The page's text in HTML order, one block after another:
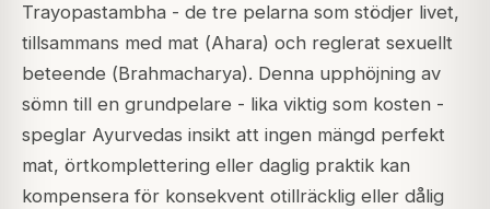
Trayopastambha - de tre pelarna som stödjer livet,
tillsammans med mat (Ahara) och reglerat sexuellt
beteende (Brahmacharya). Denna upphöjning av
sömn till en grundpelare - lika viktig som kosten -
speglar Ayurvedas insikt att ingen mängd perfekt
mat, örtkomplettering eller daglig praktik kan
kompensera för konsekvent otillräcklig eller dålig